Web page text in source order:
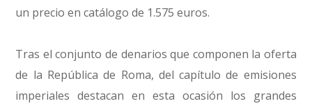
un precio en catálogo de 1.575 euros.
Tras el conjunto de denarios que componen la oferta
de la República de Roma, del capítulo de emisiones
imperiales destacan en esta ocasión los grandes